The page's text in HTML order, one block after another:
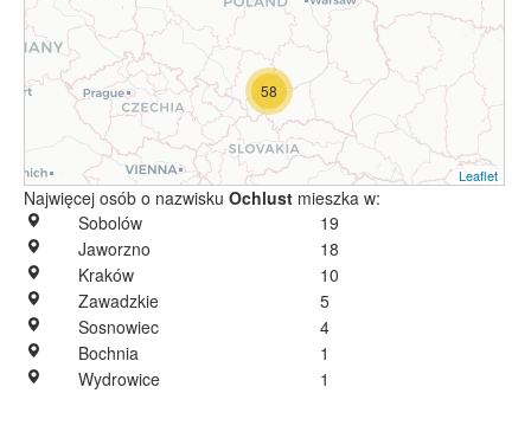
58
Leaflet
Najwięcej osób o nazwisku Ochlust mieszka w:
Sobolów
19
Jaworzno
18
Kraków
10
Zawadzkie
5
Sosnowiec
4
Bochnia
1
Wydrowice
1